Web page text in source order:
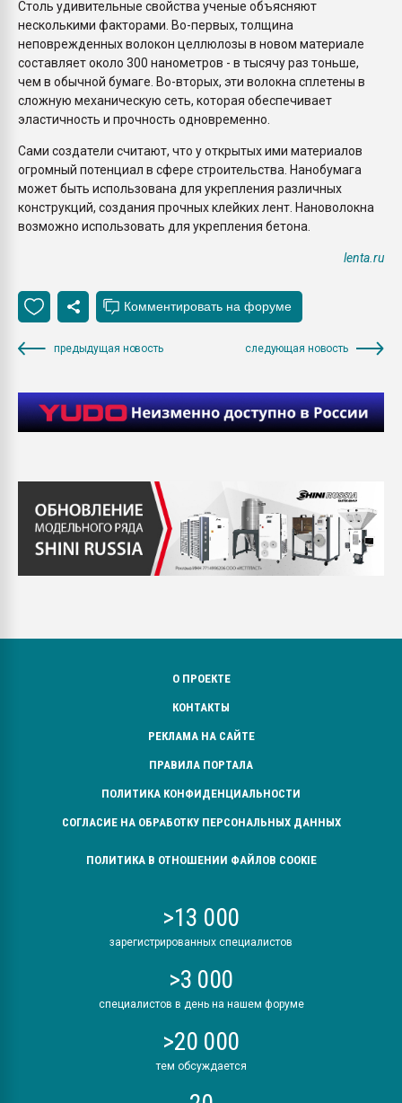
Столь удивительные свойства ученые объясняют
несколькими факторами. Во-первых, толщина
неповрежденных волокон целлюлозы в новом материале
составляет около 300 нанометров - в тысячу раз тоньше,
чем в обычной бумаге. Во-вторых, эти волокна сплетены в
сложную механическую сеть, которая обеспечивает
эластичность и прочность одновременно.
Сами создатели считают, что у открытых ими материалов
огромный потенциал в сфере строительства. Нанобумага
может быть использована для укрепления различных
конструкций, создания прочных клейких лент. Нановолокна
возможно использовать для укрепления бетона.
lenta.ru
предыдущая новость следующая новость
О ПРОЕКТЕ
КОНТАКТЫ
РЕКЛАМА НА САЙТЕ
ПРАВИЛА ПОРТАЛА
ПОЛИТИКА КОНФИДЕНЦИАЛЬНОСТИ
СОГЛАСИЕ НА ОБРАБОТКУ ПЕРСОНАЛЬНЫХ ДАННЫХ
ПОЛИТИКА В ОТНОШЕНИИ ФАЙЛОВ COOKIE
>13 000
зарегистрированных специалистов
>3 000
специалистов в день на нашем форуме
>20 000
тем обсуждается